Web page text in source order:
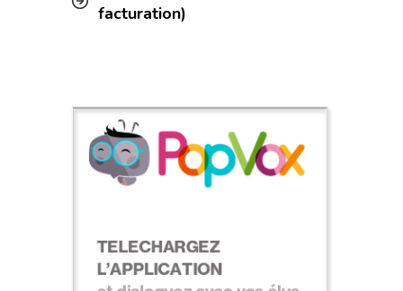
facturation)